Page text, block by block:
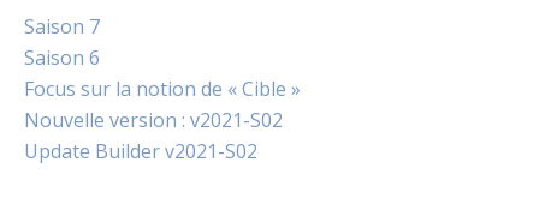
Saison 7
Saison 6
Focus sur la notion de « Cible »
Nouvelle version : v2021-S02
Update Builder v2021-S02